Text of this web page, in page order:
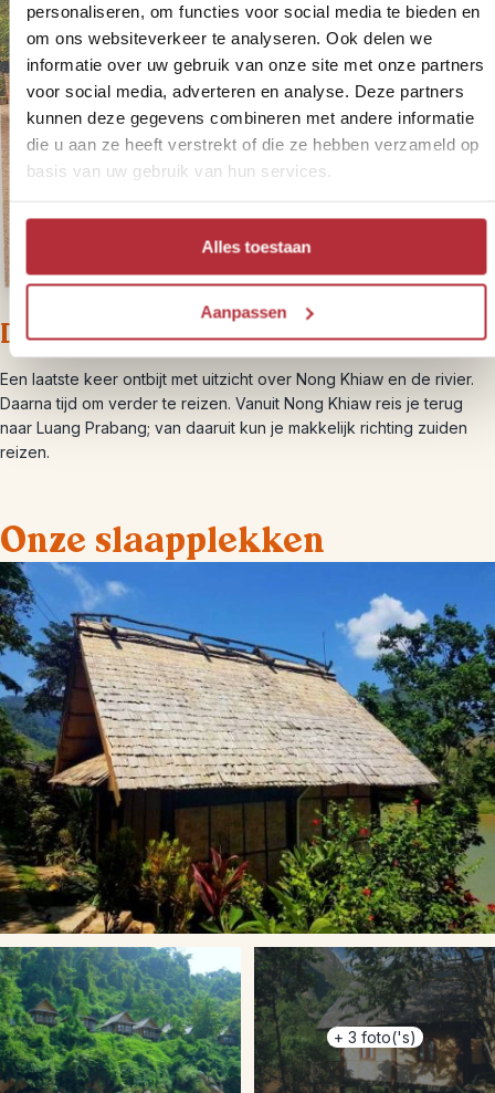
personaliseren, om functies voor social media te bieden en
om ons websiteverkeer te analyseren. Ook delen we
informatie over uw gebruik van onze site met onze partners
voor social media, adverteren en analyse. Deze partners
kunnen deze gegevens combineren met andere informatie
die u aan ze heeft verstrekt of die ze hebben verzameld op
basis van uw gebruik van hun services.
Alles toestaan
Aanpassen
Dag 3 – Vertrek uit Nong Khiaw
Een laatste keer ontbijt met uitzicht over Nong Khiaw en de rivier.
Daarna tijd om verder te reizen. Vanuit Nong Khiaw reis je terug
naar Luang Prabang; van daaruit kun je makkelijk richting zuiden
reizen.
Onze slaapplekken
+ 3 foto('s)